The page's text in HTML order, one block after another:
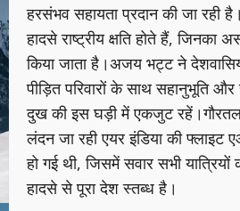
हरसंभव सहायता प्रदान की जा रही
हादसे राष्ट्रीय क्षति होते हैं,
किया जाता है।अजय भट्ट ने
पीड़ित परिवारों के साथ सहानुभूति
दुख की इस घड़ी में एकजुट
लंदन जा रही एयर इंडिया की फ्लाइट
हो गई थी, जिसमें सवार सभी
हादसे से पूरा देश स्तब्ध है।